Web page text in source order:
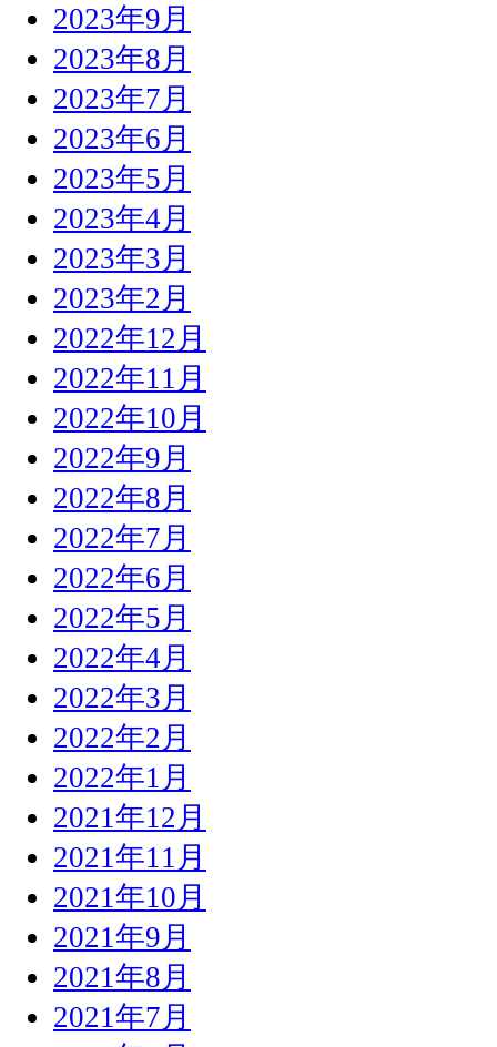
2023年9月
2023年8月
2023年7月
2023年6月
2023年5月
2023年4月
2023年3月
2023年2月
2022年12月
2022年11月
2022年10月
2022年9月
2022年8月
2022年7月
2022年6月
2022年5月
2022年4月
2022年3月
2022年2月
2022年1月
2021年12月
2021年11月
2021年10月
2021年9月
2021年8月
2021年7月